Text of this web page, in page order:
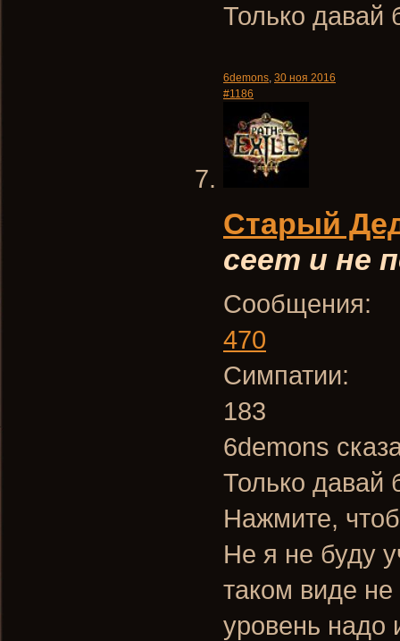
Только давай
6demons, 30 ноя 2016
#1186
Старый
сеет и не
Сообщения:
470
Симпатии:
183
6demons
Только давай
Нажмите,
Не я не буду
таком виде не
уровень